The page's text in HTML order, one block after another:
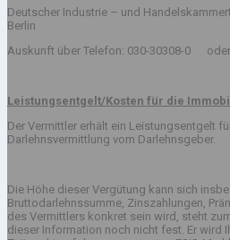
Deutscher Industrie – und
Berlin
Auskunft über Telefon: 030-30308-0
Leistungsentgelt/Kosten für die
Der Vermittler erhält ein Leistungsentgelt
Darlehnsvermittlung vom Darlehnsgeber.
Die Höhe dieser Vergütung kann sich
Bruttodarlehnssumme, Zinszahlungen,
des Vermittlers konkret sein wird, steht
dieser Information noch nicht fest. Er wird